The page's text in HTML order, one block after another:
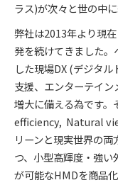
ラス)が次々と世の中
弊社は2013年より現
発を続けてきました
した現場DX (デジタ
支援、エンターテイ
増大に備える為です
efficiency, Natural
リーンと現実世界の
つ、小型高輝度・強
が可能なHMDを商品化